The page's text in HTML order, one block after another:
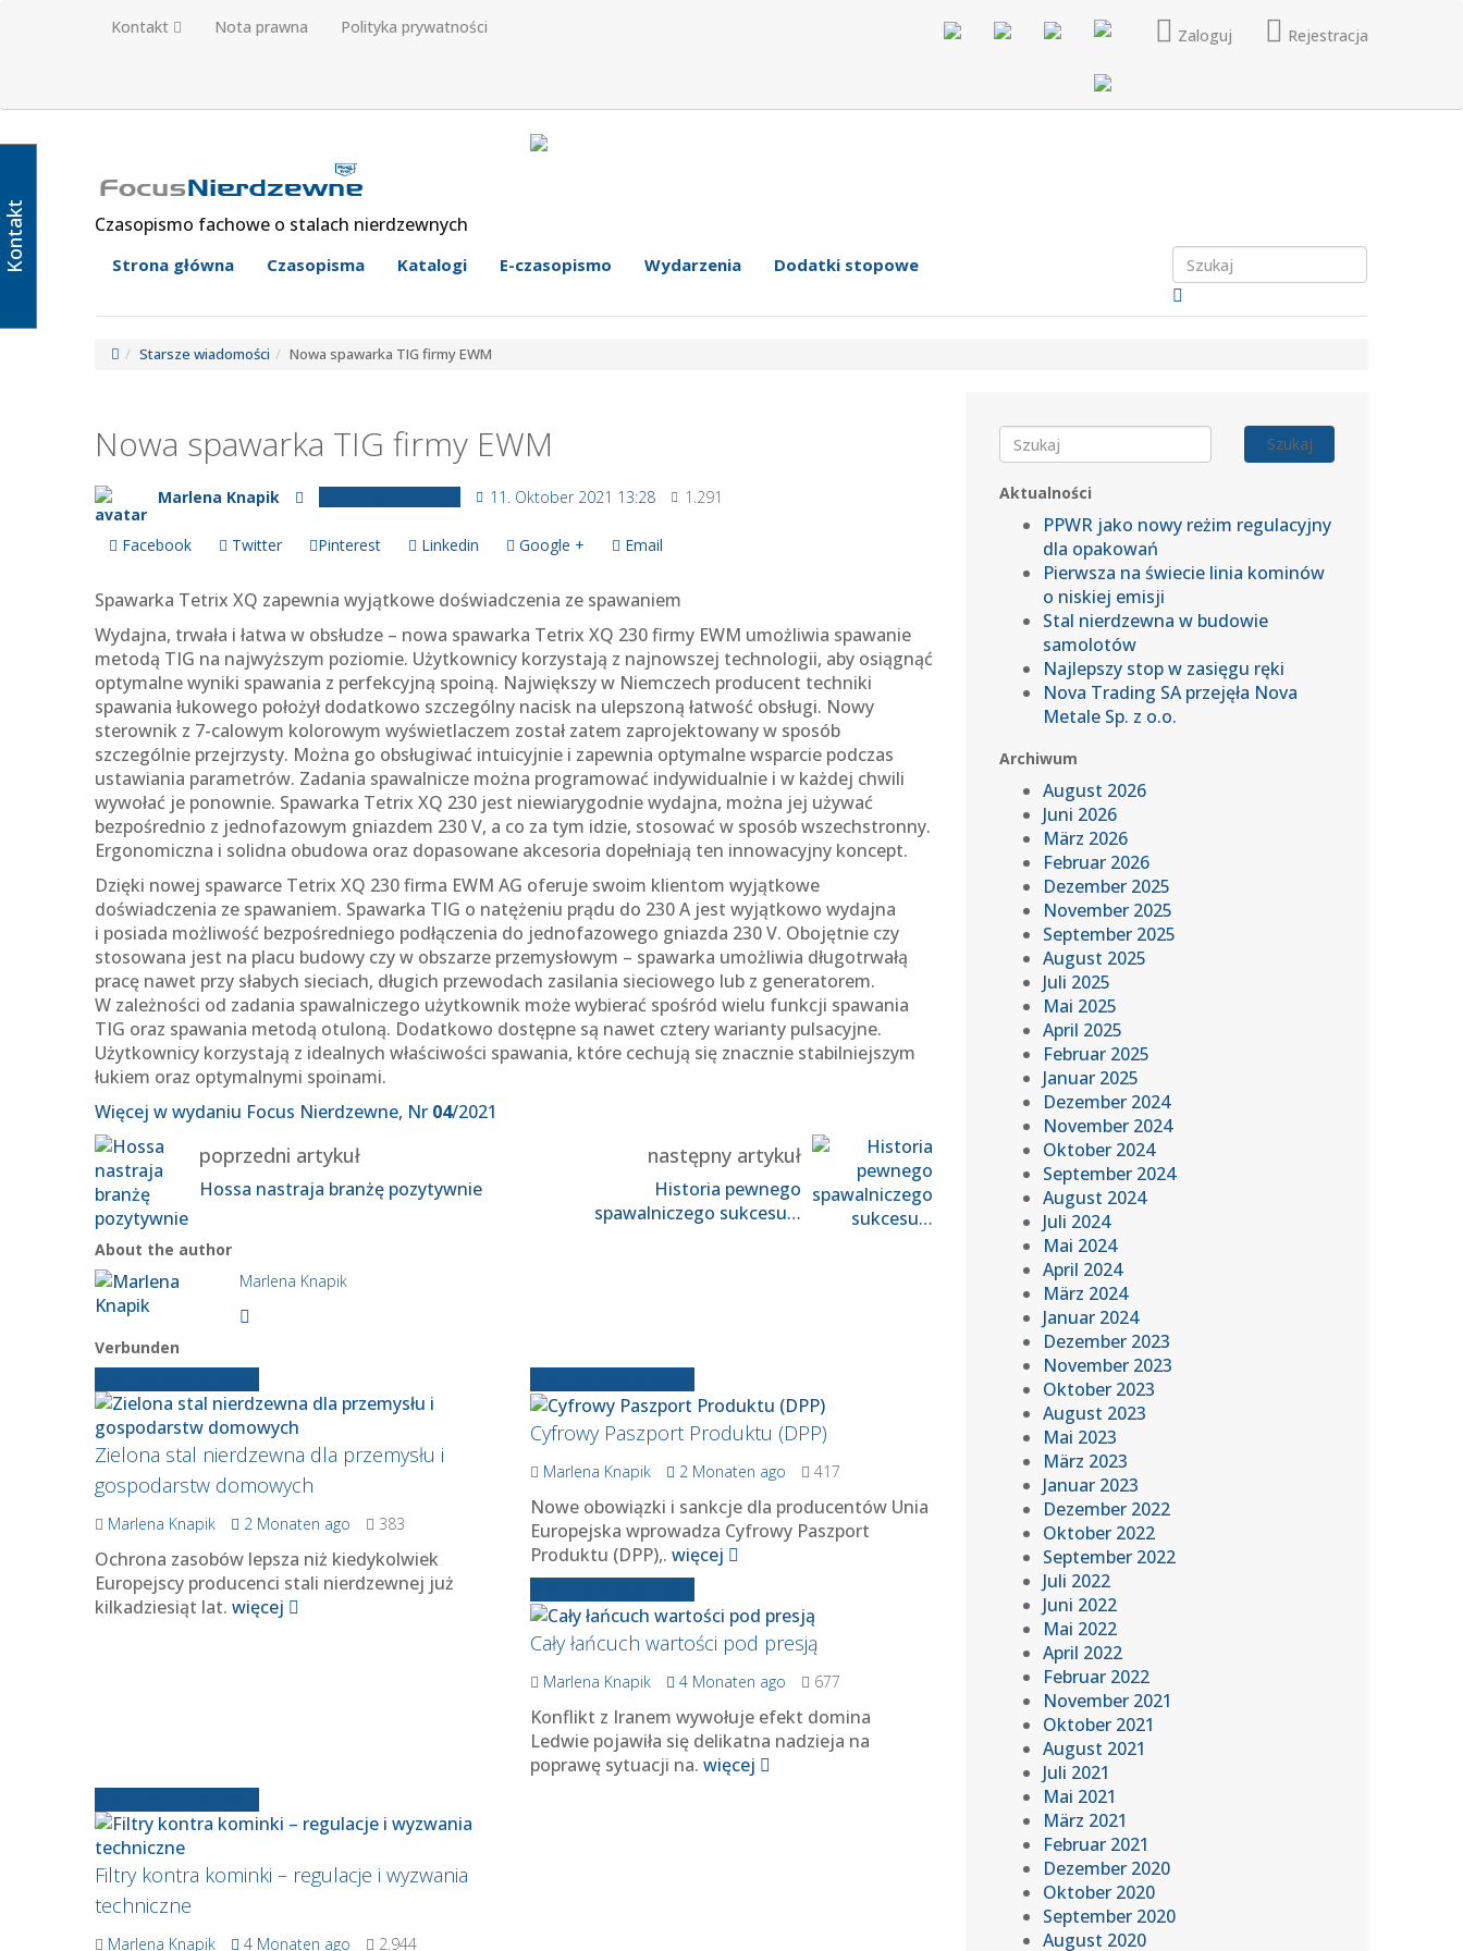
Kontakt Nota prawna Polityka prywatności Zaloguj Rejestracja
Czasopismo fachowe o stalach nierdzewnych
Strona główna Czasopisma Katalogi E-czasopismo Wydarzenia Dodatki stopowe
Starsze wiadomości Nowa spawarka TIG firmy EWM
Nowa spawarka TIG firmy EWM
Marlena Knapik 11. Oktober 2021 13:28 1.291
Facebook Twitter Pinterest Linkedin Google + Email
Spawarka Tetrix XQ zapewnia wyjątkowe doświadczenia ze spawaniem
Wydajna, trwała i łatwa w obsłudze – nowa spawarka Tetrix XQ 230 firmy EWM umożliwia spawanie
metodą TIG na najwyższym poziomie. Użytkownicy korzystają z najnowszej technologii, aby osiągnąć
optymalne wyniki spawania z perfekcyjną spoiną. Największy w Niemczech producent techniki
spawania łukowego położył dodatkowo szczególny nacisk na ulepszoną łatwość obsługi. Nowy
sterownik z 7-calowym kolorowym wyświetlaczem został zatem zaprojektowany w sposób
szczególnie przejrzysty. Można go obsługiwać intuicyjnie i zapewnia optymalne wsparcie podczas
ustawiania parametrów. Zadania spawalnicze można programować indywidualnie i w każdej chwili
wywołać je ponownie. Spawarka Tetrix XQ 230 jest niewiarygodnie wydajna, można jej używać
bezpośrednio z jednofazowym gniazdem 230 V, a co za tym idzie, stosować w sposób wszechstronny.
Ergonomiczna i solidna obudowa oraz dopasowane akcesoria dopełniają ten innowacyjny koncept.
Dzięki nowej spawarce Tetrix XQ 230 firma EWM AG oferuje swoim klientom wyjątkowe
doświadczenia ze spawaniem. Spawarka TIG o natężeniu prądu do 230 A jest wyjątkowo wydajna
i posiada możliwość bezpośredniego podłączenia do jednofazowego gniazda 230 V. Obojętnie czy
stosowana jest na placu budowy czy w obszarze przemysłowym – spawarka umożliwia długotrwałą
pracę nawet przy słabych sieciach, długich przewodach zasilania sieciowego lub z generatorem.
W zależności od zadania spawalniczego użytkownik może wybierać spośród wielu funkcji spawania
TIG oraz spawania metodą otuloną. Dodatkowo dostępne są nawet cztery warianty pulsacyjne.
Użytkownicy korzystają z idealnych właściwości spawania, które cechują się znacznie stabilniejszym
łukiem oraz optymalnymi spoinami.
Więcej w wydaniu Focus Nierdzewne, Nr 04/2021
poprzedni artykuł
Hossa nastraja branżę pozytywnie
następny artykuł
Historia pewnego
spawalniczego sukcesu…
About the author
Marlena Knapik
Verbunden
Zielona stal nierdzewna dla przemysłu i
gospodarstw domowych
Marlena Knapik 2 Monaten ago 383
Ochrona zasobów lepsza niż kiedykolwiek
Europejscy producenci stali nierdzewnej już
kilkadziesiąt lat. więcej
Cyfrowy Paszport Produktu (DPP)
Marlena Knapik 2 Monaten ago 417
Nowe obowiązki i sankcje dla producentów Unia
Europejska wprowadza Cyfrowy Paszport
Produktu (DPP),. więcej
Cały łańcuch wartości pod presją
Marlena Knapik 4 Monaten ago 677
Konflikt z Iranem wywołuje efekt domina
Ledwie pojawiła się delikatna nadzieja na
poprawę sytuacji na. więcej
Filtry kontra kominki – regulacje i wyzwania
techniczne
Marlena Knapik 4 Monaten ago 2.944
Szukaj
Aktualności
PPWR jako nowy reżim regulacyjny
dla opakowań
Pierwsza na świecie linia kominów
o niskiej emisji
Stal nierdzewna w budowie
samolotów
Najlepszy stop w zasięgu ręki
Nova Trading SA przejęła Nova
Metale Sp. z o.o.
Archiwum
August 2026
Juni 2026
März 2026
Februar 2026
Dezember 2025
November 2025
September 2025
August 2025
Juli 2025
Mai 2025
April 2025
Februar 2025
Januar 2025
Dezember 2024
November 2024
Oktober 2024
September 2024
August 2024
Juli 2024
Mai 2024
April 2024
März 2024
Januar 2024
Dezember 2023
November 2023
Oktober 2023
August 2023
Mai 2023
März 2023
Januar 2023
Dezember 2022
Oktober 2022
September 2022
Juli 2022
Juni 2022
Mai 2022
April 2022
Februar 2022
November 2021
Oktober 2021
August 2021
Juli 2021
Mai 2021
März 2021
Februar 2021
Dezember 2020
Oktober 2020
September 2020
August 2020
Kontakt